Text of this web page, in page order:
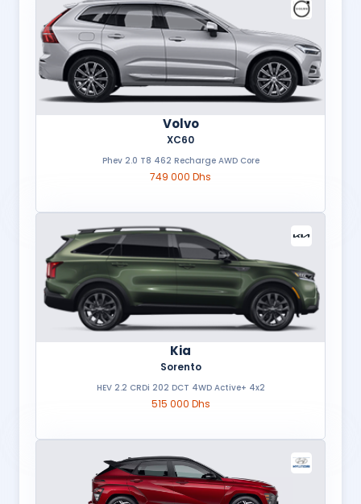
Volvo
XC60
Phev 2.0 T8 462 Recharge AWD Core
749 000 Dhs
Kia
Sorento
HEV 2.2 CRDi 202 DCT 4WD Active+ 4x2
515 000 Dhs